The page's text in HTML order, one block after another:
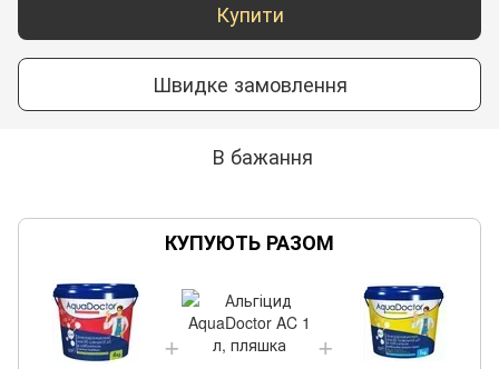
Купити
Швидке замовлення
В бажання
КУПУЮТЬ РАЗОМ